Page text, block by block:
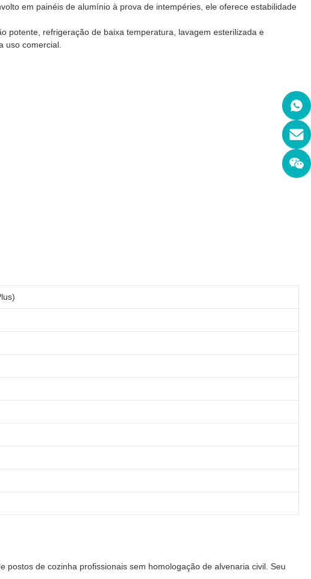
em painéis de alumínio à prova de intempéries, ele oferece estabilidade
potente, refrigeração de baixa temperatura, lavagem esterilizada e
uso comercial.
de cozinha profissionais sem homologação de alvenaria civil. Seu